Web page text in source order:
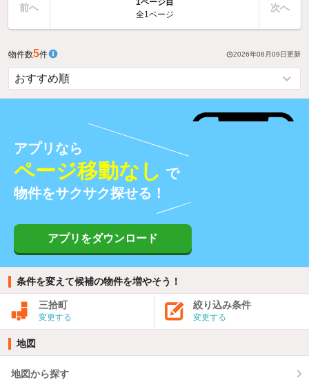
前へ
1ページ目
全1ページ
次へ
物件数5件 2026年08月09日更新
アプリなら
ページ移動なし で
物件をサクサク探せる！
アプリをダウンロード
条件を変えて候補の物件を増やそう！
三拾町
変更する
絞り込み条件
変更する
地図
地図から探す